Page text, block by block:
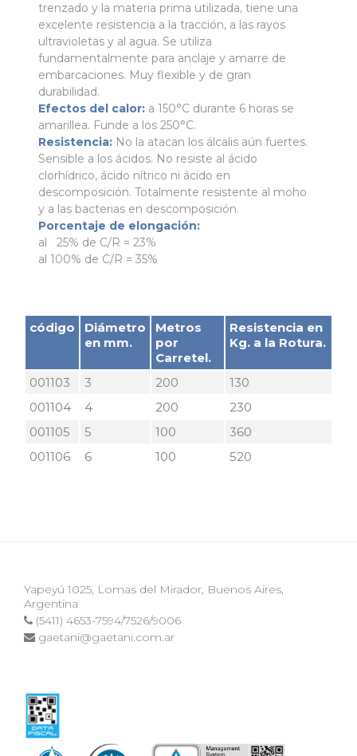
trenzado y la materia prima utilizada, tiene una
excelente resistencia a la tracción, a las rayos
ultravioletas y al agua. Se utiliza
fundamentalmente para anclaje y amarre de
embarcaciones. Muy flexible y de gran
durabilidad.
Efectos del calor: a 150°C durante 6 horas se
amarillea. Funde a los 250°C.
Resistencia: No la atacan los álcalis aún fuertes.
Sensible a los ácidos. No resiste al ácido
clorhídrico, ácido nítrico ni ácido en
descomposición. Totalmente resistente al moho
y a las bacterias en descomposición.
Porcentaje de elongación:
al 25% de C/R = 23%
al 100% de C/R = 35%
código
Diámetro
en mm.
Metros
por
Carretel.
Resistencia en
Kg. a la Rotura.
001103 3 200
130
001104
4 200
230
001105
5 100
360
001106
6 100 520
Yapeyú 1025, Lomas del Mirador, Buenos Aires,
Argentina
(5411) 4653-7594/7526/9006
gaetani@gaetani.com.ar